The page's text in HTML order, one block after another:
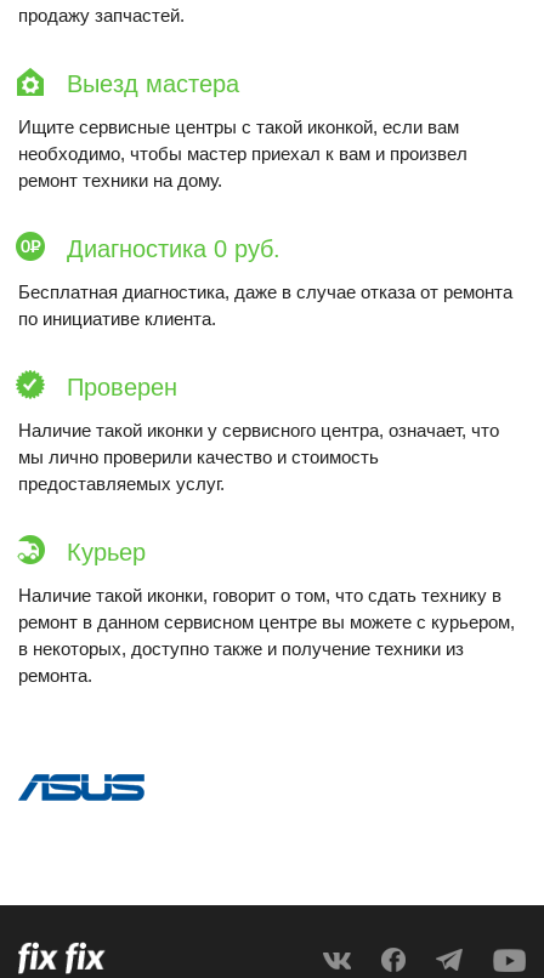
продажу запчастей.
Выезд мастера
Ищите сервисные центры с такой иконкой, если вам
необходимо, чтобы мастер приехал к вам и произвел
ремонт техники на дому.
Диагностика 0 руб.
Бесплатная диагностика, даже в случае отказа от ремонта
по инициативе клиента.
Проверен
Наличие такой иконки у сервисного центра, означает, что
мы лично проверили качество и стоимость
предоставляемых услуг.
Курьер
Наличие такой иконки, говорит о том, что сдать технику в
ремонт в данном сервисном центре вы можете с курьером,
в некоторых, доступно также и получение техники из
ремонта.